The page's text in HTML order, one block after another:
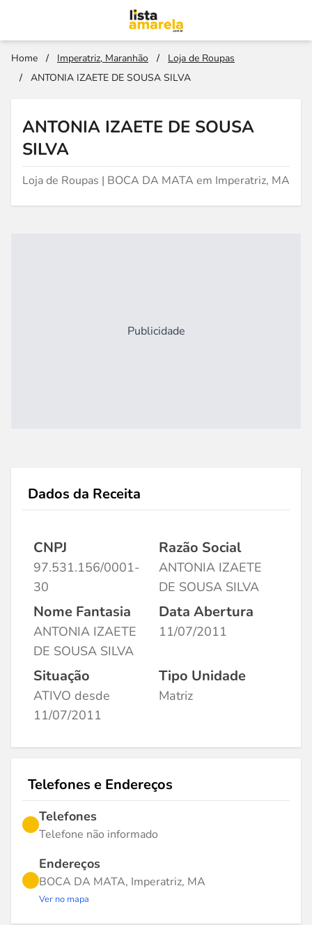
Home / Imperatriz, Maranhão /
Loja de Roupas
/
ANTONIA IZAETE DE SOUSA SILVA
ANTONIA IZAETE DE SOUSA
SILVA
Loja de Roupas | BOCA DA MATA em Imperatriz, MA
Publicidade
Dados da Receita
CNPJ
97.531.156/0001-
30
Razão Social
ANTONIA IZAETE
DE SOUSA SILVA
Nome Fantasia
ANTONIA IZAETE
DE SOUSA SILVA
Data Abertura
11/07/2011
Situação
ATIVO desde
11/07/2011
Tipo Unidade
Matriz
Telefones e Endereços
Telefones
Telefone não informado
Endereços
BOCA DA MATA, Imperatriz, MA
Ver no mapa